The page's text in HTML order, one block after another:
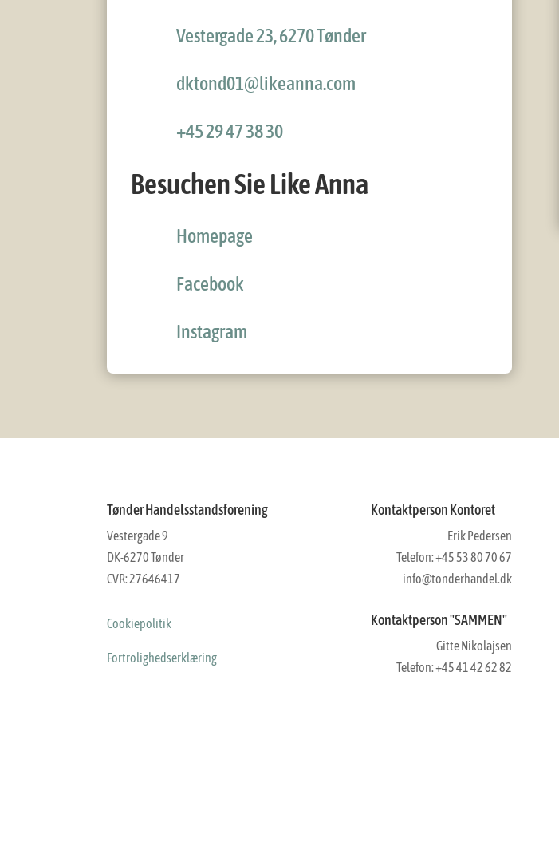
Vestergade 23, 6270 Tønder
dktond01@likeanna.com
+45 29 47 38 30
Besuchen Sie Like Anna
Homepage
Facebook
Instagram
Tønder Handelsstandsforening
Vestergade 9
DK-6270 Tønder
CVR: 27646417
Cookiepolitik
Fortrolighedserklæring
Kontaktperson Kontoret
Erik Pedersen
Telefon: +45 53 80 70 67
info@tonderhandel.dk
Kontaktperson "SAMMEN"
Gitte Nikolajsen
Telefon: +45 41 42 62 82